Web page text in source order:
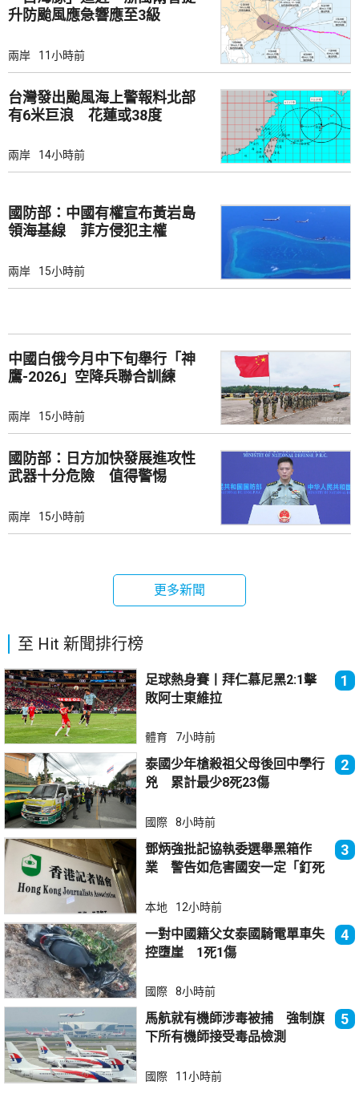
升防颱風應急響應至3級
兩岸 11小時前
台灣發出颱風海上警報料北部
有6米巨浪 花蓮或38度
兩岸 14小時前
國防部：中國有權宣布黃岩島
領海基線 菲方侵犯主權
兩岸 15小時前
中國白俄今月中下旬舉行「神
鷹-2026」空降兵聯合訓練
兩岸 15小時前
國防部：日方加快發展進攻性
武器十分危險 值得警惕
兩岸 15小時前
更多新聞
至 Hit 新聞排行榜
足球熱身賽丨拜仁慕尼黑2:1擊
敗阿士東維拉
1
體育 7小時前
泰國少年槍殺祖父母後回中學行
兇 累計最少8死23傷
2
國際 8小時前
鄧炳強批記協執委選舉黑箱作
業 警告如危害國安一定「釘死
3
本地 12小時前
一對中國籍父女泰國騎電單車失
控墮崖 1死1傷
4
國際 8小時前
馬航就有機師涉毒被捕 強制旗
下所有機師接受毒品檢測
5
國際 11小時前